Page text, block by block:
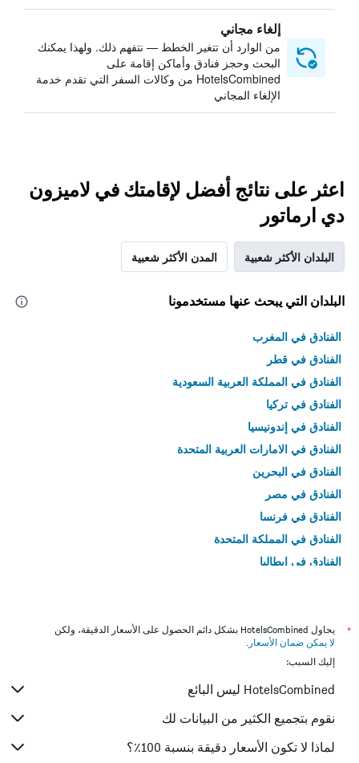
إلغاء مجاني
من الوارد أن تتغير الخطط — نتفهم ذلك. ولهذا يمكنك
البحث وحجز فنادق وأماكن إقامة على
HotelsCombined من وكالات السفر التي تقدم خدمة
الإلغاء المجاني
اعثر على نتائج أفضل لإقامتك في لاميزون
دي ارماتور
البلدان الأكثر شعبية المدن الأكثر شعبية
البلدان التي يبحث عنها مستخدمونا
الفنادق في المغرب
الفنادق في قطر
الفنادق في المملكة العربية السعودية
الفنادق في تركيا
الفنادق في إندونيسيا
الفنادق في الامارات العربية المتحدة
الفنادق في البحرين
الفنادق في مصر
الفنادق في فرنسا
الفنادق في المملكة المتحدة
الفنادق في إيطاليا
*
يحاول HotelsCombined بشكل دائم الحصول على الأسعار الدقيقة، ولكن
لا يمكن ضمان الأسعار .
إليك السبب:
HotelsCombined ليس البائع
نقوم بتجميع الكثير من البيانات لك
لماذا لا تكون الأسعار دقيقة بنسبة 100٪؟